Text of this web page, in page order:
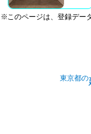
※このページは、登録デー
東京都の